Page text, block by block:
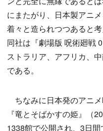
にまたがり、日本製アニ
着々と造られつつあると
同社は『劇場版 呪術廻戦
ストラリア、アフリカ、
である。
ちなみに日本発のアニ
『竜とそばかすの姫』（
1338館で公開され、3日